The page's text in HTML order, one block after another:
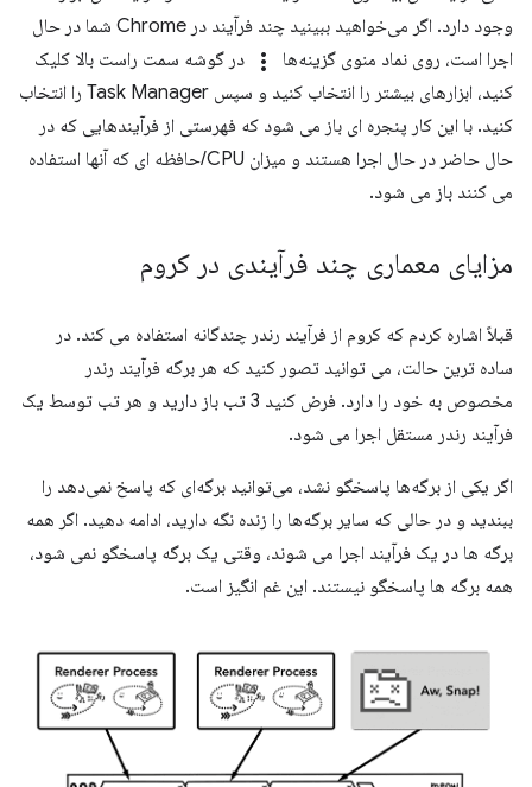
وجود دارد. اگر می‌خواهید ببینید چند فرآیند در Chrome شما در حال
اجرا است، روی نماد منوی گزینه‌ها
more_vert
در گوشه سمت راست بالا کلیک
کنید، ابزارهای بیشتر را انتخاب کنید و سپس Task Manager را انتخاب
کنید. با این کار پنجره ای باز می شود که فهرستی از فرآیندهایی که در
حال حاضر در حال اجرا هستند و میزان CPU/حافظه ای که آنها استفاده
می کنند باز می شود.
مزایای معماری چند فرآیندی در کروم
قبلاً اشاره کردم که کروم از فرآیند رندر چندگانه استفاده می کند. در
ساده ترین حالت، می توانید تصور کنید که هر برگه فرآیند رندر
مخصوص به خود را دارد. فرض کنید 3 تب باز دارید و هر تب توسط یک
فرآیند رندر مستقل اجرا می شود.
اگر یکی از برگه‌ها پاسخگو نشد، می‌توانید برگه‌ای که پاسخ نمی‌دهد را
ببندید و در حالی که سایر برگه‌ها را زنده نگه دارید، ادامه دهید. اگر همه
برگه ها در یک فرآیند اجرا می شوند، وقتی یک برگه پاسخگو نمی شود،
همه برگه ها پاسخگو نیستند. این غم انگیز است.